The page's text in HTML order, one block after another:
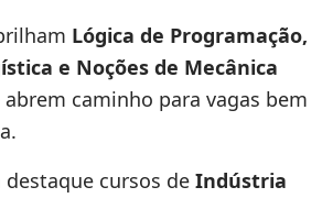
Lógica de Programação,
e Noções de Mecânica
abrem caminho para vagas bem
cursos de Indústria